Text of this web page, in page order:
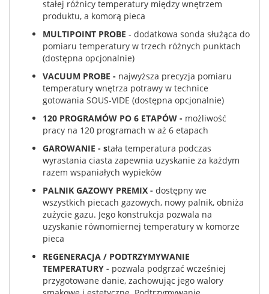
stałej różnicy temperatury między wnętrzem
produktu, a komorą pieca
MULTIPOINT PROBE - dodatkowa sonda służąca do
pomiaru temperatury w trzech różnych punktach
(dostępna opcjonalnie)
VACUUM PROBE - najwyższa precyzja pomiaru
temperatury wnętrza potrawy w technice
gotowania SOUS-VIDE (dostępna opcjonalnie)
120 PROGRAMÓW PO 6 ETAPÓW - możliwość
pracy na 120 programach w aż 6 etapach
GAROWANIE - stała temperatura podczas
wyrastania ciasta zapewnia uzyskanie za każdym
razem wspaniałych wypieków
PALNIK GAZOWY PREMIX - dostępny we
wszystkich piecach gazowych, nowy palnik, obniża
zużycie gazu. Jego konstrukcja pozwala na
uzyskanie równomiernej temperatury w komorze
pieca
REGENERACJA / PODTRZYMYWANIE
TEMPERATURY - pozwala podgrzać wcześniej
przygotowane danie, zachowując jego walory